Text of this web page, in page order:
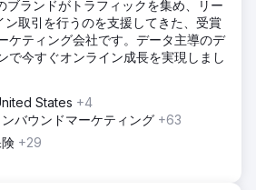
ブランドがトラフィックを集め、リー
ン取引を行うのを支援してきた、受賞
ケティング会社です。データ主導のデ
で今すぐオンライン成長を実現しまし
States +4
バウンドマーケティング +63
+29